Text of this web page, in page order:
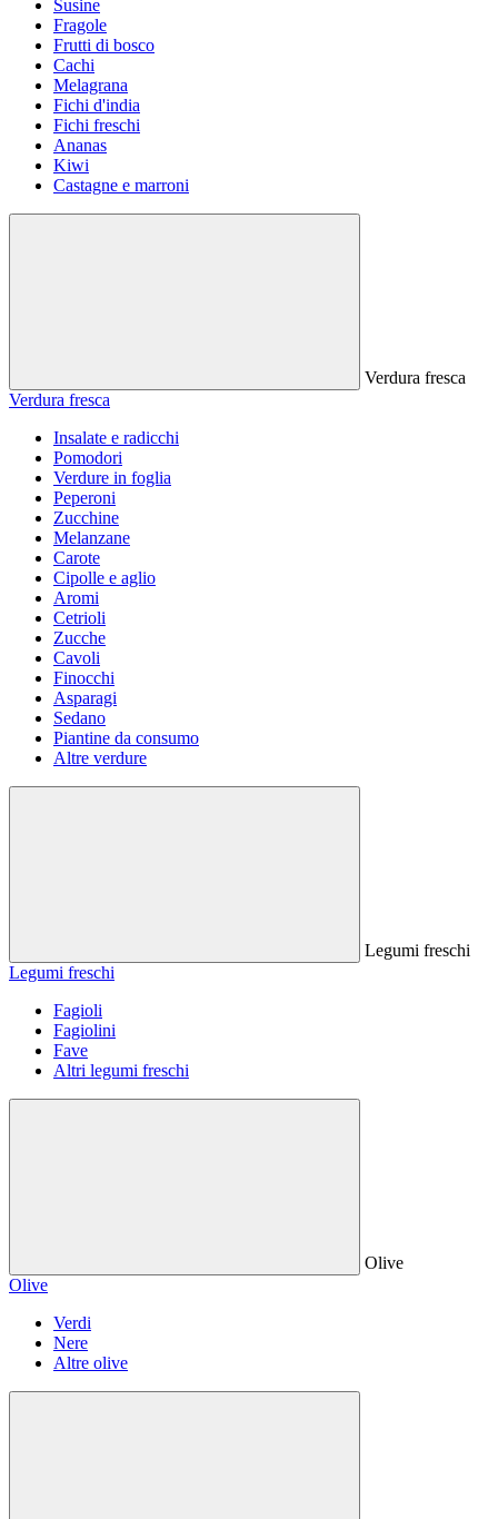
Susine
Fragole
Frutti di bosco
Cachi
Melagrana
Fichi d'india
Fichi freschi
Ananas
Kiwi
Castagne e marroni
Verdura fresca
Verdura fresca
Insalate e radicchi
Pomodori
Verdure in foglia
Peperoni
Zucchine
Melanzane
Carote
Cipolle e aglio
Aromi
Cetrioli
Zucche
Cavoli
Finocchi
Asparagi
Sedano
Piantine da consumo
Altre verdure
Legumi freschi
Legumi freschi
Fagioli
Fagiolini
Fave
Altri legumi freschi
Olive
Olive
Verdi
Nere
Altre olive